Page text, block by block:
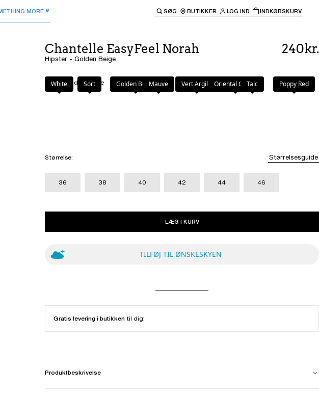
for at vende tilbage til hovednavigationen.
MORE.® SØG BUTIKKER LOG IND INDKØBSKURV
Chantelle EasyFeel Norah
Hipster - Golden Beige
240kr.
Farve:Golden Beige
White Sort Golden BeigeMauve Vert Argile Oriental Green
Talc Poppy Red
Størrelse: Størrelsesguide
36 38 40 42 44 46
LÆG I KURV
TILFØJ TIL ØNSKESKYEN
Gratis levering i butikken til dig!
Produktbeskrivelse